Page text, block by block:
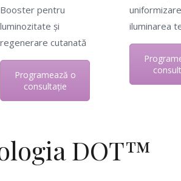
Booster pentru
luminozitate și
regenerare cutanată
Programează o
consultație
iluminarea
DOT™